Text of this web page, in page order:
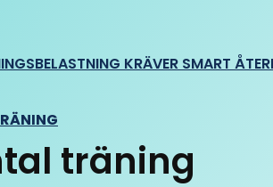
KRÄVER SMART
träning